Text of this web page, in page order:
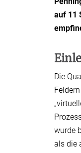
auf 11
Die
wurde
als die